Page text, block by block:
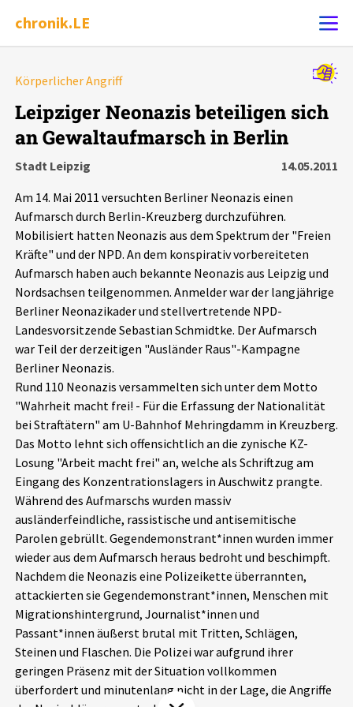
chronik.LE
Chronik
Leipziger Zustände
Schlaglichter
Phänomene
Aktuelles
Alle Beiträge
Veranstaltungen
Pressemitteilungen
Podcasts
Über uns
Projektbeschreibung
Kontakt
Unterstützer_innen
Spenden
chronik.LE in der Presse
Körperlicher Angriff
Leipziger Neonazis beteiligen sich
an Gewaltaufmarsch in Berlin
Stadt Leipzig
14.05.2011
Am 14. Mai 2011 versuchten Berliner Neonazis einen
Aufmarsch durch Berlin-Kreuzberg durchzuführen.
Mobilisiert hatten Neonazis aus dem Spektrum der "Freien
Kräfte" und der NPD. An dem konspirativ vorbereiteten
Aufmarsch haben auch bekannte Neonazis aus Leipzig und
Nordsachsen teilgenommen. Anmelder war der langjährige
Berliner Neonazikader und stellvertretende NPD-
Landesvorsitzende Sebastian Schmidtke. Der Aufmarsch
war Teil der derzeitigen "Ausländer Raus"-Kampagne
Berliner Neonazis.
Rund 110 Neonazis versammelten sich unter dem Motto
"Wahrheit macht frei! - Für die Erfassung der Nationalität
bei Straftätern" am U-Bahnhof Mehringdamm in Kreuzberg.
Das Motto lehnt sich offensichtlich an die zynische KZ-
Losung "Arbeit macht frei" an, welche als Schriftzug am
Eingang des Konzentrationslagers in Auschwitz prangte.
Während des Aufmarschs wurden massiv
ausländerfeindliche, rassistische und antisemitische
Parolen gebrüllt. Gegendemonstrant*innen wurden immer
wieder aus dem Aufmarsch heraus bedroht und beschimpft.
Nachdem die Neonazis eine Polizeikette überrannten,
attackierten sie Gegendemonstrant*innen, Menschen mit
Migrationshintergrund, Journalist*innen und
Passant*innen äußerst brutal mit Tritten, Schlägen,
Steinen und Flaschen. Die Polizei war aufgrund ihrer
geringen Präsenz mit der Situation vollkommen
überfordert und minutenlang nicht in der Lage, die Angriffe
Alle Ereignisse
7502Ereignisse
Ereignisse Statistik